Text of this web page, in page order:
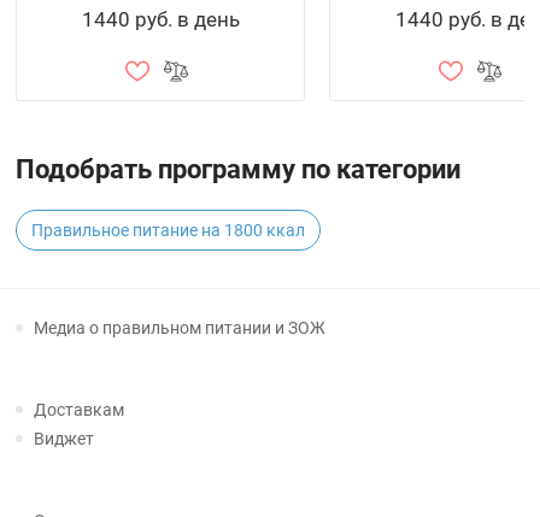
1440 руб. в день 1440 руб. в
Подобрать программу по категории
Правильное питание на 1800 ккал
Медиа о правильном питании и ЗОЖ
Доставкам
Виджет